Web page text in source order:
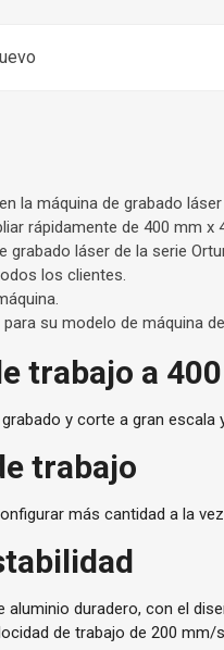
la máquina de grabado
rápidamente de 400 mm x
grabado láser de la serie
los clientes.
su modelo de máquina
trabajo a
y corte a gran
trabajo
más cantidad a la
duradero, con el
de trabajo de 200 mm/